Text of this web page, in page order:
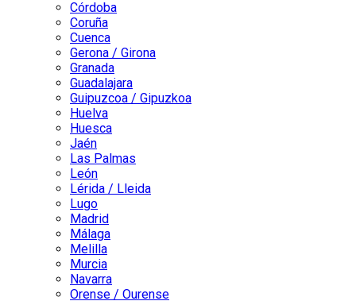
Córdoba
Coruña
Cuenca
Gerona / Girona
Granada
Guadalajara
Guipuzcoa / Gipuzkoa
Huelva
Huesca
Jaén
Las Palmas
León
Lérida / Lleida
Lugo
Madrid
Málaga
Melilla
Murcia
Navarra
Orense / Ourense